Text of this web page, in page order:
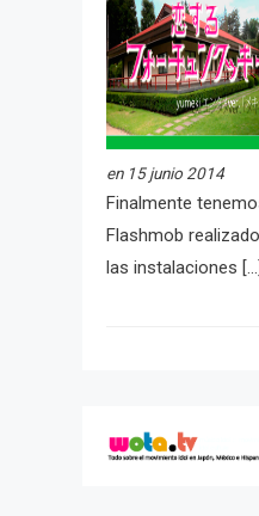
en 15 junio 2014
Finalmente
Flashmob
las instalaciones […]